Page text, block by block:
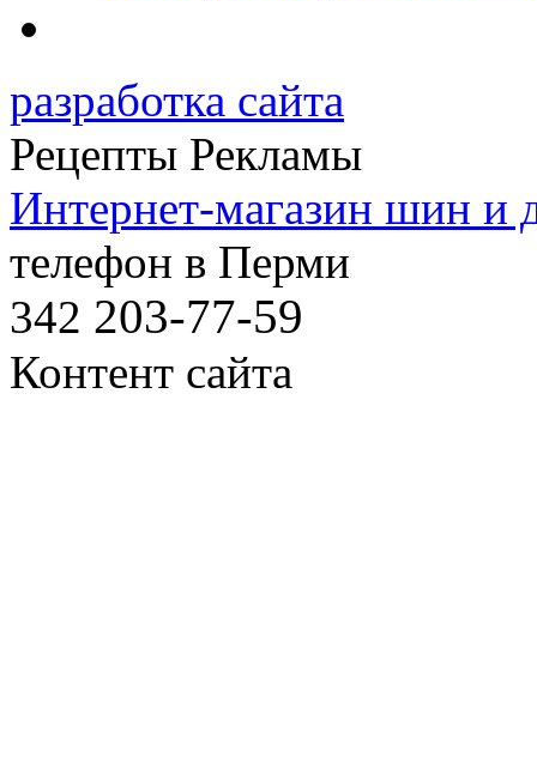
разработка сайта
Рецепты Рекламы
Интернет-магазин шин
телефон в Перми
342 203-77-59
Контент сайта